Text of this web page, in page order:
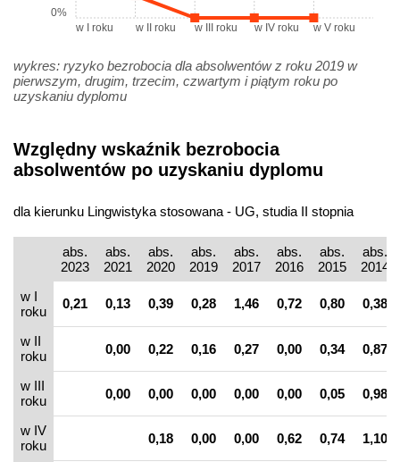
w I roku w II roku w III roku w IV roku w V roku
0%
wykres: ryzyko bezrobocia dla absolwentów z roku 2019 w
pierwszym, drugim, trzecim, czwartym i piątym roku po
uzyskaniu dyplomu
Względny wskaźnik bezrobocia
absolwentów po uzyskaniu dyplomu
dla kierunku Lingwistyka stosowana - UG, studia II stopnia
abs.
2023
abs.
2021
abs.
2020
abs.
2019
abs.
2017
abs.
2016
abs.
2015
abs.
2014
w I
roku
0,21 0,13 0,39 0,28 1,46 0,72 0,80 0,38
w II
roku
0,00 0,22 0,16 0,27 0,00 0,34 0,87
w III
roku
0,00 0,00 0,00 0,00 0,00 0,05 0,98
w IV
roku
0,18 0,00 0,00 0,62 0,74 1,10